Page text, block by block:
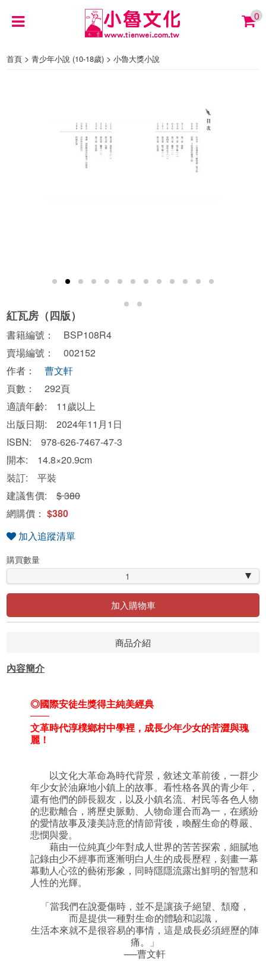
0
首頁 >青少年小說 (10-18歲) >小魯大獎小說
紅瓦房（四版）
書籍編號： BSP108R4
賣場編號： 002152
作者：曹文軒
頁數： 292頁
適讀年齡: 11歲以上
出版日期: 2024年11月1日
ISBN: 978-626-7467-47-3
開本: 14.8×20.9cm
裝訂: 平裝
建議售價:$ 380
網購價：$380
加入追蹤清單
購買數量
1
加入購物車
商品介紹
內容簡介
◎國際安徒生獎得主純美經典
——
文革時代淳樸鄉村中學裡，成長少年少女的苦澀與瑰
麗！
以文化大革命為時代背景，敘述文革前後，一群少
年少女於油麻地小鎮上的故事。看性格各異的青少年，
還有他們的師長親友，以及小鎮名流、村民等各色人物
的悲歡離合，將歷史脈動、人物命運合而為一，在繽紛
的愛情故事及淒美詩意的情節背後，喚醒生命的尊嚴、
悲憫與愛。
藉由一位純真少年對成人世界的苦苦探索，細膩地
記錄由少不經事而逐漸明白人生的成長歷程，刻畫一幕
幕動人心弦的藝術形象，同時隱隱流露出鮮明的智慧和
人性的光輝。
「當我們在說憂傷時，並不是讓孩子絕望、頹廢，
而是提供一種對生命的體驗和認識，
生活本來就不是很容易的事情，這是成長必須經歷的陣
痛。」
──曹文軒